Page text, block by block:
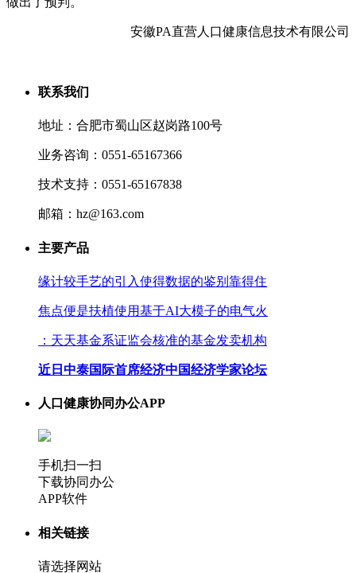
安徽PA直营人口健康信息技术有限公司
联系我们
地址：合肥市蜀山区赵岗路100号
业务咨询：0551-65167366
技术支持：0551-65167838
邮箱：hz@163.com
主要产品
缘计较手艺的引入使得数据的鉴别靠得住
焦点便是扶植使用基于AI大模子的电气火
：天天基金系证监会核准的基金发卖机构
近日中泰国际首席经济中国经济学家论坛
人口健康协同办公APP
手机扫一扫
下载协同办公
APP软件
相关链接
请选择网站